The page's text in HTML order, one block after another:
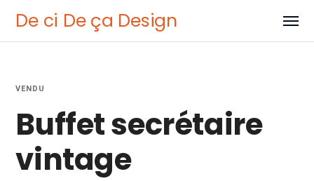
De ci De ça Design
VENDU
Buffet secrétaire
vintage